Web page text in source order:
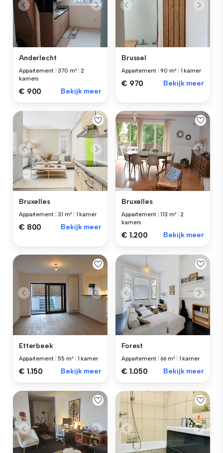
Anderlecht
Appartement |370 m² |2
kamers
€ 900 Bekijk meer
Brussel
Appartement |90 m² 1 kamer
€ 970 Bekijk meer
Bruxelles
Appartement |31 m² 1 kamer
€ 800 Bekijk meer
Bruxelles
Appartement |113 m² |2
kamers
€ 1.200 Bekijk meer
Etterbeek
Appartement |55 m² 1 kamer
€ 1.150 Bekijk meer
Forest
Appartement 66 m² 1 kamer
€ 1.050 Bekijk meer